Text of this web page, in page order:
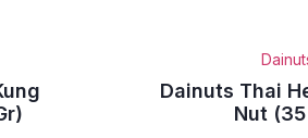
Dainuts Thai
Nut (35